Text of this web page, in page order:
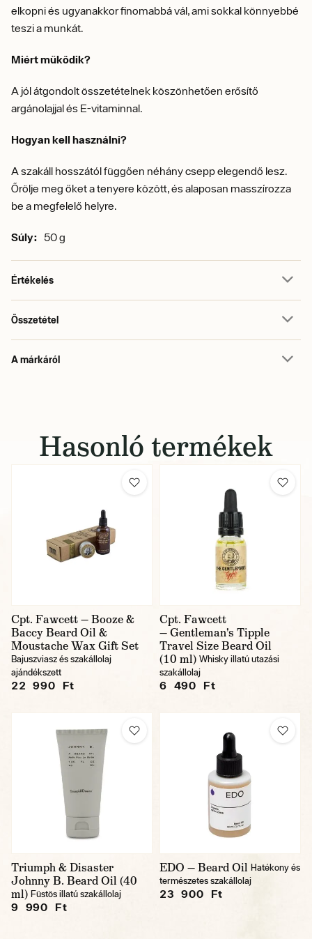
elkopni és ugyanakkor finomabbá vál, ami sokkal könnyebbé
teszi a munkát.
Miért működik?
A jól átgondolt összetételnek köszönhetően erősítő
argánolajjal és E-vitaminnal.
Hogyan kell használni?
A szakáll hosszától függően néhány csepp elegendő lesz.
Őrölje meg őket a tenyere között, és alaposan masszírozza
be a megfelelő helyre.
Súly: 50 g
Értékelés
Összetétel
A márkáról
Hasonló termékek
Cpt. Fawcett — Booze &
Baccy Beard Oil &
Moustache Wax Gift Set
Bajuszviasz és szakállolaj
ajándékszett
22 990 Ft
Cpt. Fawcett
— Gentleman's Tipple
Travel Size Beard Oil
(10 ml) Whisky illatú utazási
szakállolaj
6 490 Ft
Triumph & Disaster
Johnny B. Beard Oil (40
ml) Füstös illatú szakállolaj
9 990 Ft
EDO — Beard Oil Hatékony és
természetes szakállolaj
23 900 Ft